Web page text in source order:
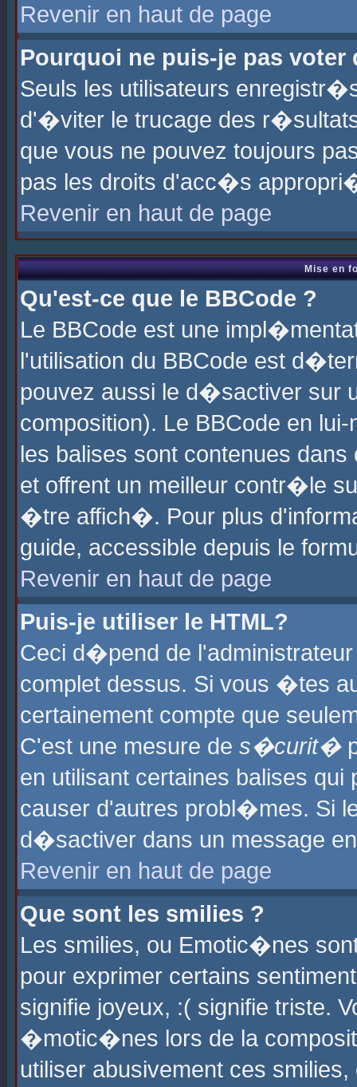
Revenir en haut de page
Pourquoi ne puis-je pas voter
Seuls les utilisateurs
d'�viter le trucage des
que vous ne pouvez toujours
pas les droits d'acc�s
Revenir en haut de page
Mise en
Qu'est-ce que le BBCode ?
Le BBCode est une
l'utilisation du BBCode est
pouvez aussi le d�sactiver sur
composition). Le BBCode en
les balises sont contenues
et offrent un meilleur contr�le
�tre affich�. Pour plus
guide, accessible depuis le
Revenir en haut de page
Puis-je utiliser le HTML?
Ceci d�pend de
complet dessus. Si vous �tes
certainement compte que
C'est une mesure de s�curit�
en utilisant certaines balises
causer d'autres probl�mes. Si
d�sactiver dans un message
Revenir en haut de page
Que sont les smilies ?
Les smilies, ou Emotic�nes
pour exprimer certains
signifie joyeux, :( signifie triste.
�motic�nes lors de la
utiliser abusivement ces